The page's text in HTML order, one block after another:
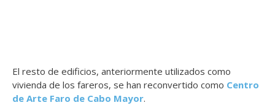
El resto de edificios, anteriormente utilizados como
vivienda de los fareros, se han reconvertido como Centro
de Arte Faro de Cabo Mayor.